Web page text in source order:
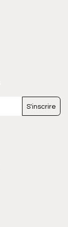
S'inscrire